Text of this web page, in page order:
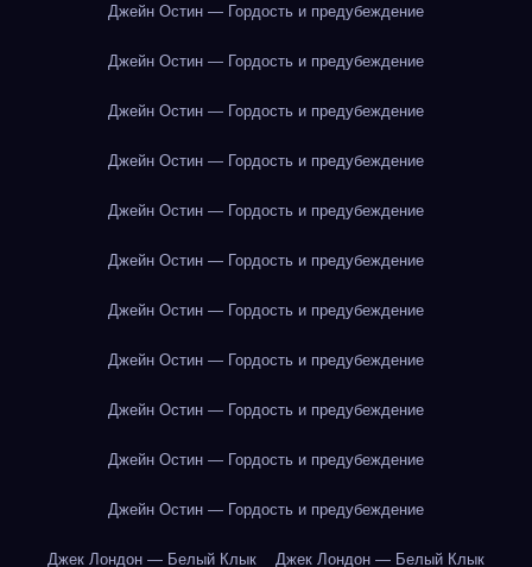
Джейн Остин — Гордость и предубеждение
Джейн Остин — Гордость и предубеждение
Джейн Остин — Гордость и предубеждение
Джейн Остин — Гордость и предубеждение
Джейн Остин — Гордость и предубеждение
Джейн Остин — Гордость и предубеждение
Джейн Остин — Гордость и предубеждение
Джейн Остин — Гордость и предубеждение
Джейн Остин — Гордость и предубеждение
Джейн Остин — Гордость и предубеждение
Джейн Остин — Гордость и предубеждение
Джек Лондон — Белый Клык Джек Лондон — Белый Клык